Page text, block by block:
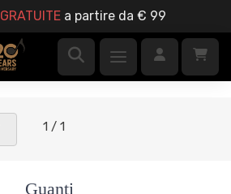
GRATUITEa partire da € 99
1 / 1
Guanti